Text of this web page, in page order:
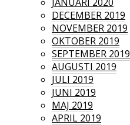
DECEMBER 2019
NOVEMBER 2019
OKTOBER 2019
SEPTEMBER 2019
AUGUSTI 2019
JULI 2019
JUNI 2019
MAJ 2019
APRIL 2019